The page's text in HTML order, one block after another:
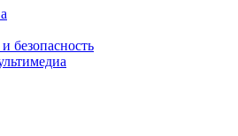
безопасность